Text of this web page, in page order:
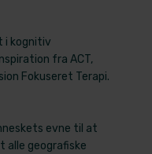
i kognitiv
fra ACT,
Fokuseret Terapi.
evne til at
alle geografiske